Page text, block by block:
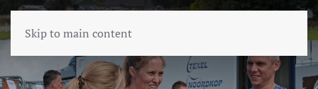
Skip to main content